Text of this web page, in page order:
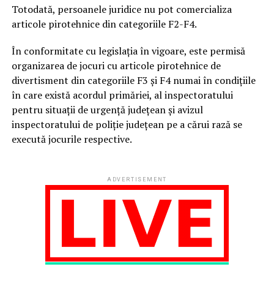
Totodată, persoanele juridice nu pot comercializa
articole pirotehnice din categoriile F2-F4.
În conformitate cu legislația în vigoare, este permisă
organizarea de jocuri cu articole pirotehnice de
divertisment din categoriile F3 şi F4 numai în condiţiile
în care există acordul primăriei, al inspectoratului
pentru situaţii de urgenţă judeţean şi avizul
inspectoratului de poliţie judeţean pe a cărui rază se
execută jocurile respective.
ADVERTISEMENT